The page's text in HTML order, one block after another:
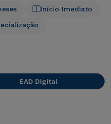
Início Imediato
EAD Digital